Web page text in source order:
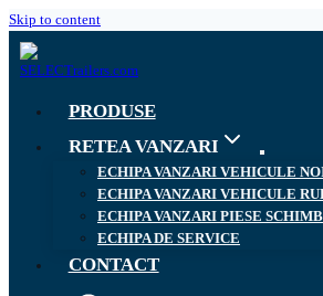
Skip to content
PRODUSE
RETEA VANZARI
ECHIPA VANZARI VEHICULE
ECHIPA VANZARI VEHICULE
ECHIPA VANZARI PIESE SCHIMB
ECHIPA DE SERVICE
CONTACT